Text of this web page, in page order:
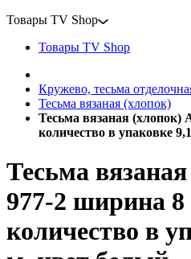
Товары TV Shop
Товары TV Shop
Кружево, тесьма
Тесьма вязаная (хлопок)
Тесьма вязаная (хлопок)
количество в упаковке
Тесьма
977-2 ширина 8
количество в